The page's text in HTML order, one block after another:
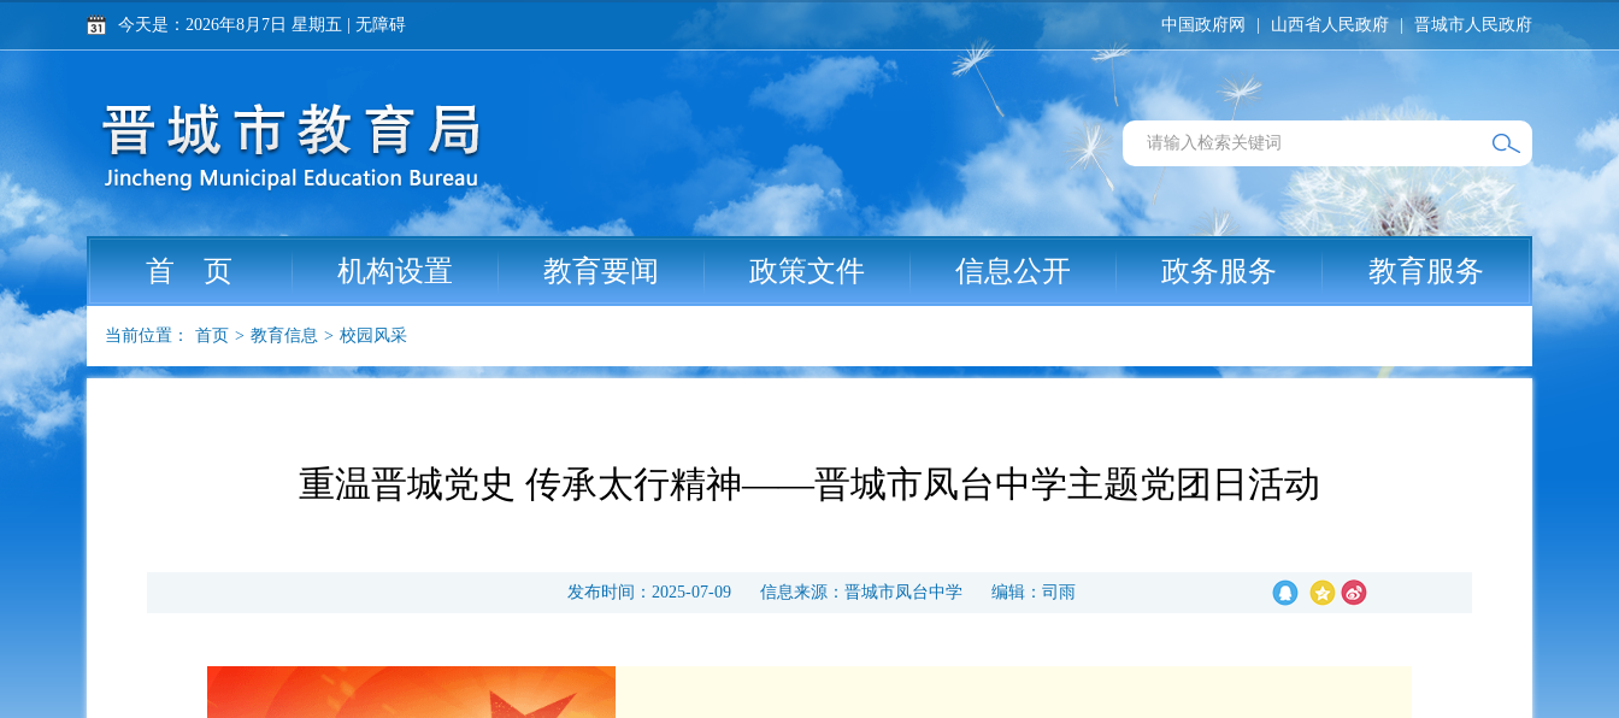
今天是：2026年8月7日 星期五 无障碍 中国政府网 山西省人民政府 | 晋城市人民政府
首 页 机构设置 教育要闻 政策文件 信息公开 政务服务 教育服务
当前位置： 首页 > 教育信息 > 校园风采
重温晋城党史 传承太行精神——晋城市凤台中学主题党团日活动
发布时间： 2025-07-09 信息来源： 晋城市凤台中学 编辑： 司雨